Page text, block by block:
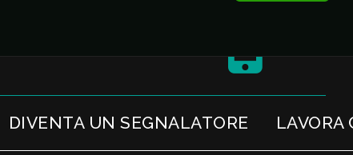
DIVENTA UN SEGNALATORE LAVORA